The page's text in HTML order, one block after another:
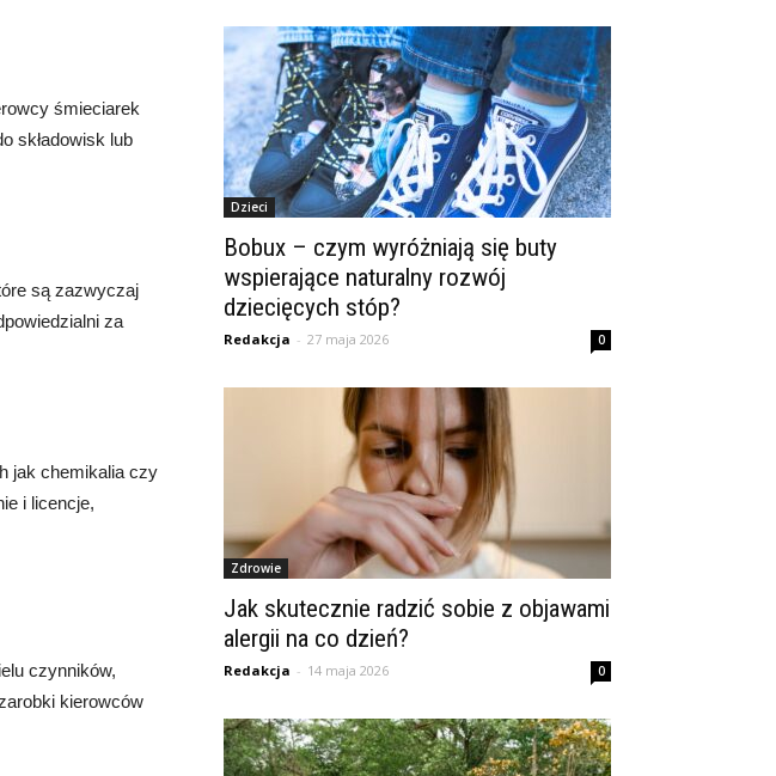
śmieciarek
składowisk lub
są zazwyczaj
za
jak chemikalia czy
i licencje,
czynników,
kierowców
Dzieci
Bobux – czym wyróżniają się buty
wspierające naturalny rozwój
dziecięcych stóp?
Redakcja - 27 maja 2026 0
Zdrowie
Jak skutecznie radzić sobie z objawami
alergii na co dzień?
Redakcja - 14 maja 2026 0